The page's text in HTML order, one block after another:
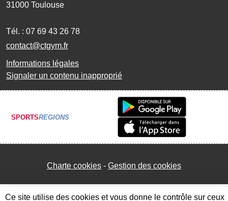
31000 Toulouse
Tél. : 07 69 43 26 78
contact@ctgym.fr
Informations légales
Signaler un contenu inapproprié
SPORTSREGIONS
Charte cookies Gestion des cookies
Ce site utilise des cookies et vous donne le contrôle sur ceux